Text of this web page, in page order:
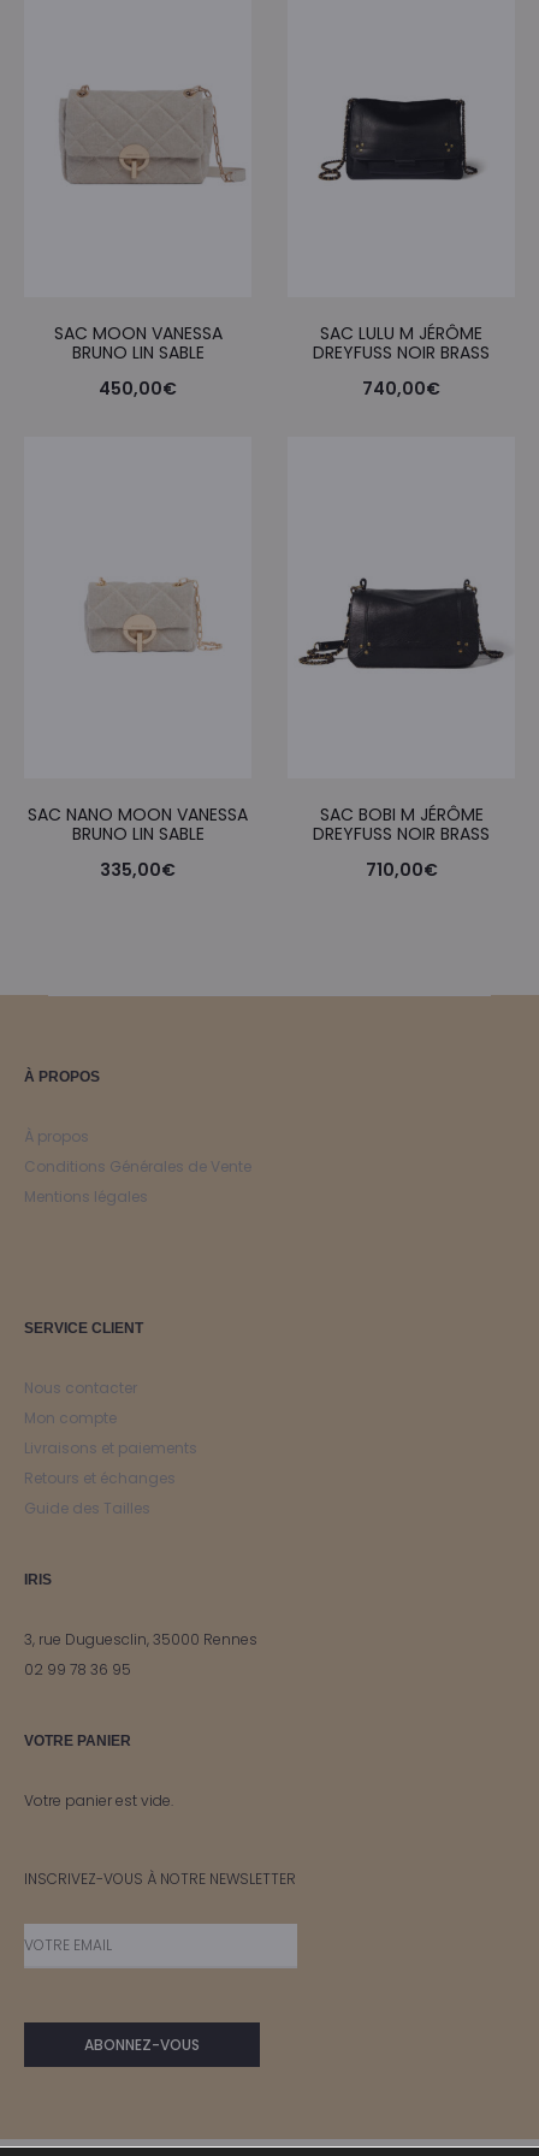
SAC MOON VANESSA
BRUNO LIN SABLE
450,00€
SAC LULU M JÉRÔME
DREYFUSS NOIR BRASS
740,00€
SAC NANO MOON VANESSA
BRUNO LIN SABLE
335,00€
SAC BOBI M JÉRÔME
DREYFUSS NOIR BRASS
710,00€
À PROPOS
À propos
Conditions Générales de Vente
Mentions légales
SERVICE CLIENT
Nous contacter
Mon compte
Livraisons et paiements
Retours et échanges
Guide des Tailles
IRIS
3, rue Duguesclin, 35000 Rennes
02 99 78 36 95
VOTRE PANIER
Votre panier est vide.
INSCRIVEZ-VOUS À NOTRE NEWSLETTER